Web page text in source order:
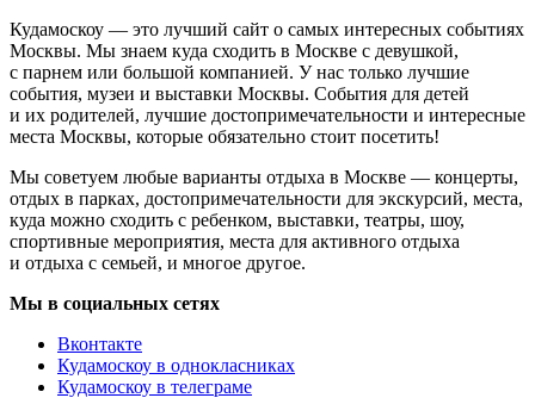
Кудамоскоу — это лучший сайт о самых интересных событиях
Москвы. Мы знаем куда сходить в Москве с девушкой,
с парнем или большой компанией. У нас только лучшие
события, музеи и выставки Москвы. События для детей
и их родителей, лучшие достопримечательности и интересные
места Москвы, которые обязательно стоит посетить!
Мы советуем любые варианты отдыха в Москве — концерты,
отдых в парках, достопримечательности для экскурсий, места,
куда можно сходить с ребенком, выставки, театры, шоу,
спортивные мероприятия, места для активного отдыха
и отдыха с семьей, и многое другое.
Мы в социальных сетях
Вконтакте
Кудамоскоу в однокласниках
Кудамоскоу в телеграме